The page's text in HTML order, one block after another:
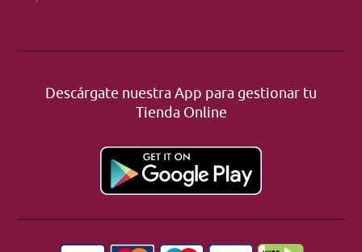
Descárgate nuestra App para gestionar tu
Tienda Online